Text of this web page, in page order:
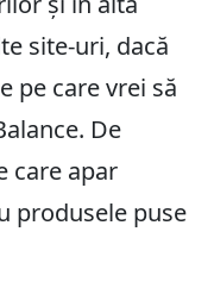
site-uri, dacă
pe care vrei să
De
care apar
produsele puse